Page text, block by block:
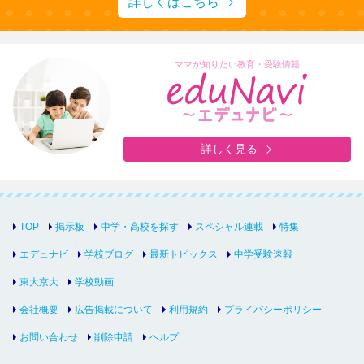
ママが知りたい教育・受験情報
詳しく見る
TOP 掲示板 中学・高校を探す スペシャル連載 特集
エデュナビ 学校ブログ 最新トピックス 中学受験速報
東大京大 学校動画
会社概要 広告掲載について 利用規約 プライバシーポリシー
お問い合わせ 削除申請 ヘルプ